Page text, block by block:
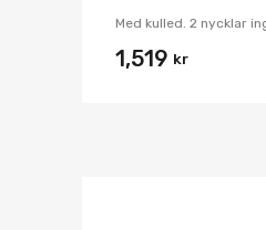
Med kulled. 2 nycklar
1,519 kr